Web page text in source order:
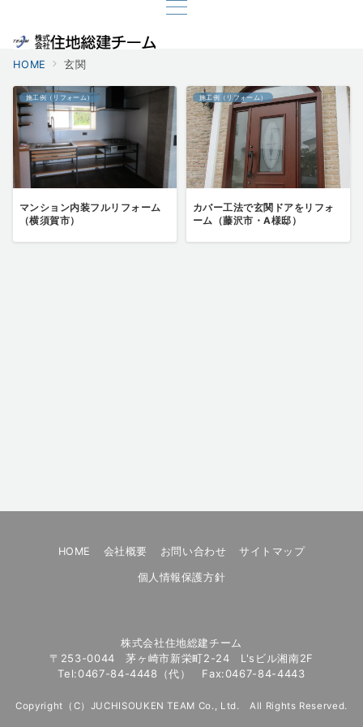
HOME 玄関
施工例（リフォーム）
マンション内装フルリフォーム
（横須賀市）
施工例（リフォーム）
カバー工法で玄関ドアをリフォ
ーム（藤沢市・A様邸）
HOME 会社概要 お問い合わせ サイトマップ
個人情報保護方針
株式会社住地総建チーム
〒253-0044 茅ヶ崎市新栄町2-24 L'sビル湘南2F
Tel:0467-84-4448（代） Fax:0467-84-4443
Copyright（C）JUCHISOUKEN TEAM Co., Ltd. All Rights Reserved.